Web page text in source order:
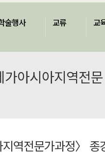
술행사 교류 교
아시아지역전문
역전문가과정〉 종